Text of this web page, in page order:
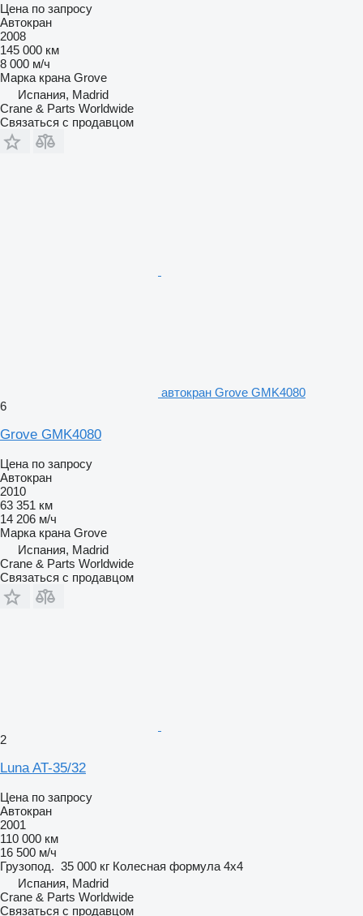
Цена по запросу
Автокран
2008
145 000 км
8 000 м/ч
Марка крана Grove
Испания, Madrid
Crane & Parts Worldwide
Связаться с продавцом
автокран Grove GMK4080
6
Grove GMK4080
Цена по запросу
Автокран
2010
63 351 км
14 206 м/ч
Марка крана Grove
Испания, Madrid
Crane & Parts Worldwide
Связаться с продавцом
2
Luna AT-35/32
Цена по запросу
Автокран
2001
110 000 км
16 500 м/ч
Грузопод. 35 000 кг Колесная формула 4x4
Испания, Madrid
Crane & Parts Worldwide
Связаться с продавцом